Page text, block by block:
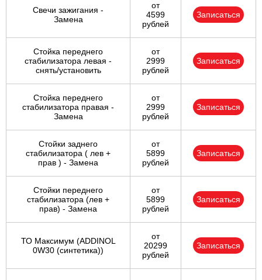
Свечи зажигания -
Замена
от
4599
рублей
Записаться
Стойка переднего
стабилизатора левая -
снять/установить
от
2999
рублей
Записаться
Стойка переднего
стабилизатора правая -
Замена
от
2999
рублей
Записаться
Стойки заднего
стабилизатора ( лев +
прав ) - Замена
от
5899
рублей
Записаться
Стойки переднего
стабилизатора (лев +
прав) - Замена
от
5899
рублей
Записаться
ТО Максимум (ADDINOL
0W30 (синтетика))
от
20299
рублей
Записаться